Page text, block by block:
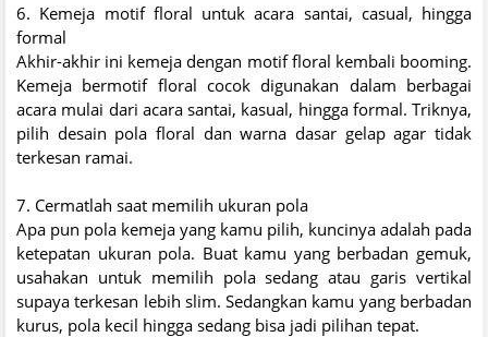
6. Kemeja motif floral untuk acara santai, casual, hingga
formal
Akhir-akhir ini kemeja dengan motif floral kembali booming.
Kemeja bermotif floral cocok digunakan dalam berbagai
acara mulai dari acara santai, kasual, hingga formal. Triknya,
pilih desain pola floral dan warna dasar gelap agar tidak
terkesan ramai.
7. Cermatlah saat memilih ukuran pola
Apa pun pola kemeja yang kamu pilih, kuncinya adalah pada
ketepatan ukuran pola. Buat kamu yang berbadan gemuk,
usahakan untuk memilih pola sedang atau garis vertikal
supaya terkesan lebih slim. Sedangkan kamu yang berbadan
kurus, pola kecil hingga sedang bisa jadi pilihan tepat.